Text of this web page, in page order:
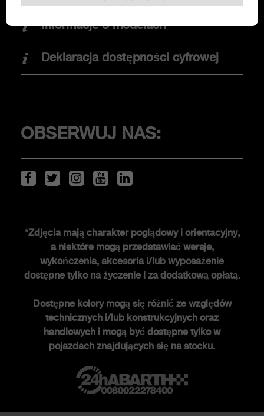
Promocje
Znajdź dealera
Jazda testowa
Serwis i akcesoria
Historia FCA heritage
Historia
Nowości
Newsletter
Informacje o modelach
Deklaracja dostępności cyfrowej
OBSERWUJ NAS:
*Zdjęcia mają charakter poglądowy i orientacyjny,
a niektóre mogą przedstawiać wersje,
wykończenia, akcesoria i/lub wyposażenie
dostępne tylko na życzenie i za dodatkową opłatą.
Dostępne kolory mogą się różnić ze względów
technicznych i/lub konstrukcyjnych oraz
handlowych i mogą być dostępne tylko w
pojazdach znajdujących się na stocku.